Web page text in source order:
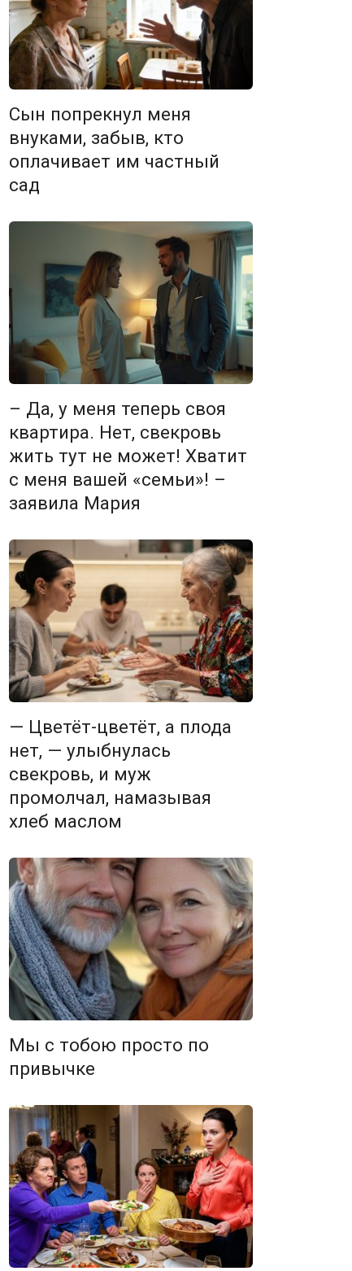
Сын попрекнул меня
внуками, забыв, кто
оплачивает им частный
сад
– Да, у меня теперь своя
квартира. Нет, свекровь
жить тут не может! Хватит
с меня вашей «семьи»! –
заявила Мария
— Цветёт-цветёт, а плода
нет, — улыбнулась
свекровь, и муж
промолчал, намазывая
хлеб маслом
Мы с тобою просто по
привычке